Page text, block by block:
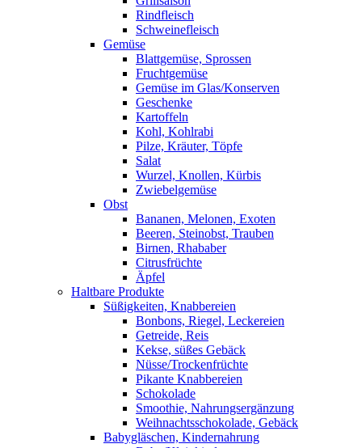
Rindfleisch
Schweinefleisch
Gemüse
Blattgemüse, Sprossen
Fruchtgemüse
Gemüse im Glas/Konserven
Geschenke
Kartoffeln
Kohl, Kohlrabi
Pilze, Kräuter, Töpfe
Salat
Wurzel, Knollen, Kürbis
Zwiebelgemüse
Obst
Bananen, Melonen, Exoten
Beeren, Steinobst, Trauben
Birnen, Rhababer
Citrusfrüchte
Äpfel
Haltbare Produkte
Süßigkeiten, Knabbereien
Bonbons, Riegel, Leckereien
Getreide, Reis
Kekse, süßes Gebäck
Nüsse/Trockenfrüchte
Pikante Knabbereien
Schokolade
Smoothie, Nahrungsergänzung
Weihnachtsschokolade, Gebäck
Babygläschen, Kindernahrung